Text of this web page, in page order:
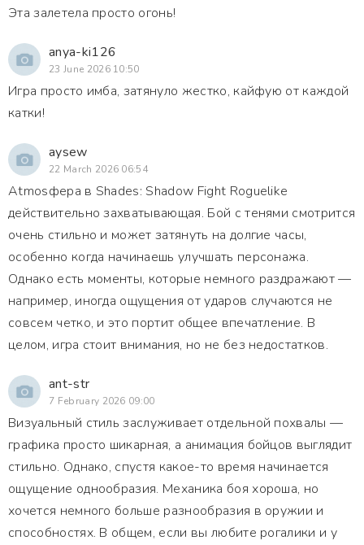
Эта залетела просто огонь!
anya-ki126
23 June 2026 10:50
Игра просто имба, затянуло жестко, кайфую от каждой
катки!
aysew
22 March 2026 06:54
Atmosфера в Shades: Shadow Fight Roguelike
действительно захватывающая. Бой с тенями смотрится
очень стильно и может затянуть на долгие часы,
особенно когда начинаешь улучшать персонажа.
Однако есть моменты, которые немного раздражают —
например, иногда ощущения от ударов случаются не
совсем четко, и это портит общее впечатление. В
целом, игра стоит внимания, но не без недостатков.
ant-str
7 February 2026 09:00
Визуальный стиль заслуживает отдельной похвалы —
графика просто шикарная, а анимация бойцов выглядит
стильно. Однако, спустя какое-то время начинается
ощущение однообразия. Механика боя хороша, но
хочется немного больше разнообразия в оружии и
способностях. В общем, если вы любите рогалики и у